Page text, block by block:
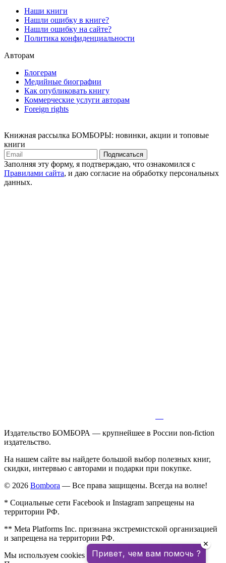
Наши книги
Нашли ошибку в книге?
Нашли ошибку на сайте?
Политика конфиденциальности
Авторам
Блогерам
Медийные биографии
Как опубликовать книгу
Коммерческие услуги авторам
Foreign rights
Книжная рассылка БОМБОРЫ: новинки, акции и топовые
книги
Подписаться
Заполняя эту форму, я подтверждаю, что ознакомился с
Правилами сайта, и даю согласие на обработку персональных
данных.
Издательство БОМБОРА — крупнейшее в России non-fiction
издательство.
На нашем сайте вы найдете большой выбор полезных книг,
скидки, интервью с авторами и подарки при покупке.
© 2026 Bombora — Все права защищены. Всегда на волне!
* Социальные сети Facebook и Instagram запрещены на
территории РФ.
** Meta Platforms Inc. признана экстремистской организацией
и запрещена на территории РФ.
Мы используем cookies для улучшения работы сайта.
Привет, чем вам помочь ?
✕